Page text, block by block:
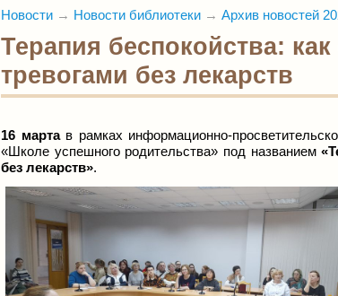
Новости → Новости библиотеки → Архив новостей
Терапия беспокойства:
тревогами без лекарств
16 марта в рамках информационно-
«Школе успешного родительства» под названием
без лекарств».